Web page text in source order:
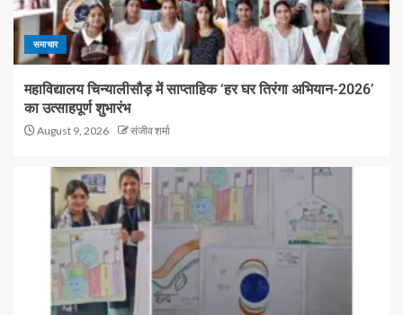
समाचार
महाविद्यालय चिन्यालीसौड़ में साप्ताहिक ‘हर घर तिरंगा अभियान-2026’
का उत्साहपूर्ण शुभारंभ
August 9, 2026 संजीव शर्मा